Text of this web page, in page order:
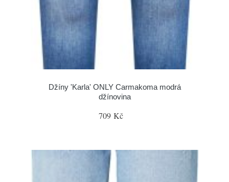
Džíny 'Karla' ONLY Carmakoma modrá
džínovina
709 Kč